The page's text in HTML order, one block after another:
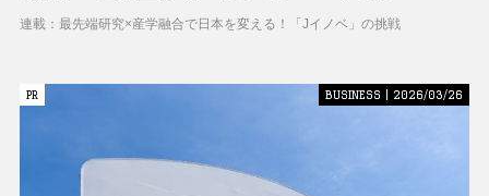
連載：最先端研究×産学融合で日本を変える！「Jイノベ」の挑戦
PR
PR BUSINESS | 2026/03/26